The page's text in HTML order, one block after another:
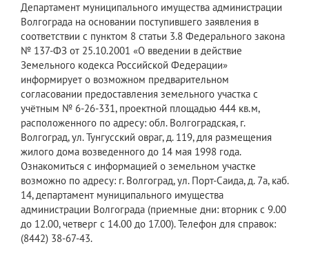
Департамент муниципального имущества администрации
Волгограда на основании поступившего заявления в
соответствии с пунктом 8 статьи 3.8 Федерального закона
№ 137-ФЗ от 25.10.2001 «О введении в действие
Земельного кодекса Российской Федерации»
информирует о возможном предварительном
согласовании предоставления земельного участка с
учётным № 6-26-331, проектной площадью 444 кв.м,
расположенного по адресу: обл. Волгоградская, г.
Волгоград, ул. Тунгусский овраг, д. 119, для размещения
жилого дома возведенного до 14 мая 1998 года.
Ознакомиться с информацией о земельном участке
возможно по адресу: г. Волгоград, ул. Порт-Саида, д. 7а, каб.
14, департамент муниципального имущества
администрации Волгограда (приемные дни: вторник с 9.00
до 12.00, четверг с 14.00 до 17.00). Телефон для справок:
(8442) 38-67-43.